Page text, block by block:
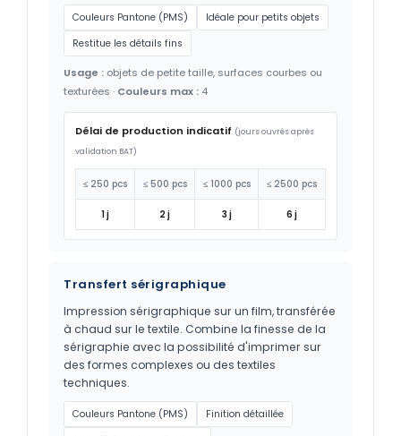
Couleurs Pantone (PMS)
Idéale pour petits objets
Restitue les détails fins
Usage : objets de petite taille, surfaces courbes ou
texturées · Couleurs max : 4
Délai de production indicatif (jours ouvrés après
validation BAT)
≤ 250 pcs ≤ 500 pcs ≤ 1000 pcs ≤ 2500 pcs
1 j 2 j 3 j 6 j
Transfert sérigraphique
Impression sérigraphique sur un film, transférée
à chaud sur le textile. Combine la finesse de la
sérigraphie avec la possibilité d'imprimer sur
des formes complexes ou des textiles
techniques.
Couleurs Pantone (PMS)
Finition détaillée